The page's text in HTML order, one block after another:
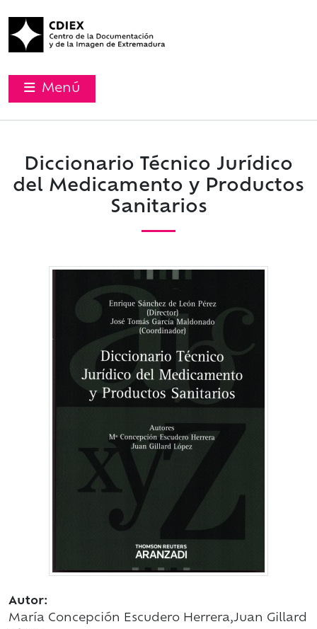
Menú
Diccionario Técnico Jurídico
del Medicamento y Productos
Sanitarios
Autor:
María Concepción Escudero Herrera,Juan Gillard